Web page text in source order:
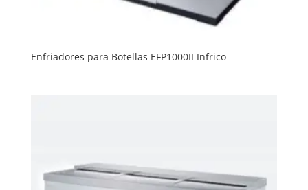
Enfriadores para Botellas EFP1000II Infrico